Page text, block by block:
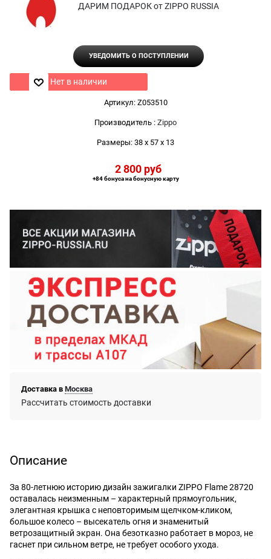
ДАРИМ ПОДАРОК от ZIPPO RUSSIA
УВЕДОМИТЬ О ПОСТУПЛЕНИИ
Нет в наличии
Артикул: Z053510
Производитель : Zippo
Размеры: 38 x 57 x 13
2 800 руб
+84 бонуса на бонусную карту
Доставка в Москва
Рассчитать стоимость доставки
Описание
За 80-летнюю историю дизайн зажигалки ZIPPO Flame 28720
оставалась неизменным – характерный прямоугольник,
элегантная крышка с неповторимым щелчком-кликом,
большое колесо – высекатель огня и знаменитый
ветрозащитный экран. Она безотказно работает в мороз, не
гаснет при сильном ветре, не требует особого ухода.